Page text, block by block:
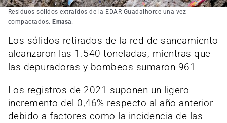
Residuos sólidos extraídos de la EDAR Guadalhorce una vez
compactados. Emasa.
Los sólidos retirados de la red de saneamiento
alcanzaron las 1.540 toneladas, mientras que
las depuradoras y bombeos sumaron 961
Los registros de 2021 suponen un ligero
incremento del 0,46% respecto al año anterior
debido a factores como la incidencia de las